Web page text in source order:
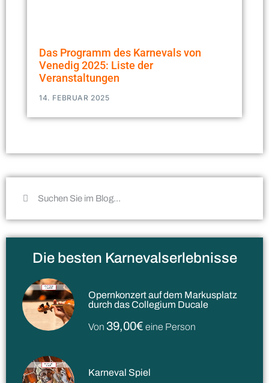
Das Programm des Karnevals von
Venedig 2025: Liste der
Veranstaltungen
14. FEBRUAR 2025
Die besten Karnevalserlebnisse
Opernkonzert auf dem Markusplatz
durch das Collegium Ducale
Von39,00€ eine Person
Karneval Spiel